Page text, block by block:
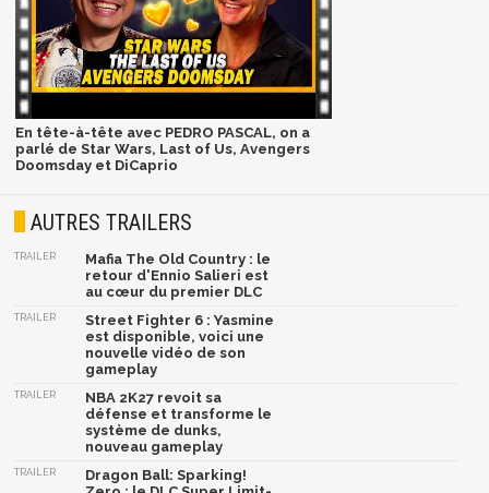
En tête-à-tête avec PEDRO PASCAL, on a
parlé de Star Wars, Last of Us, Avengers
Doomsday et DiCaprio
AUTRES TRAILERS
TRAILER
Mafia The Old Country : le
retour d'Ennio Salieri est
au cœur du premier DLC
TRAILER
Street Fighter 6 : Yasmine
est disponible, voici une
nouvelle vidéo de son
gameplay
TRAILER
NBA 2K27 revoit sa
défense et transforme le
système de dunks,
nouveau gameplay
TRAILER
Dragon Ball: Sparking!